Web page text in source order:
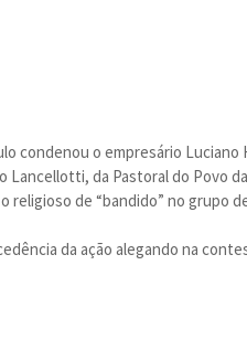
condenou o empresário
Lancellotti, da Pastoral do Povo
religioso de “bandido” no grupo
da ação alegando na